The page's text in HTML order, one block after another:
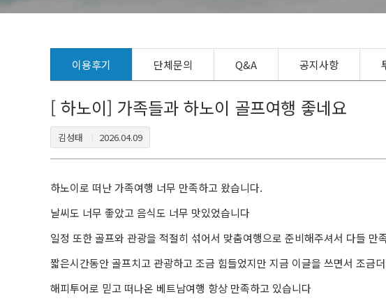
이용후기 단체문의 Q&A 공지사항
[ 하노이] 가족들과 하노이 골프여행 좋네요
김성태 2026.04.09
하노이로 떠난 가족여행 너무 만족하고 왔습니다.
날씨도 너무 좋았고 음식도 너무 맛있었습니다
일정 또한 골프와 관광을 적절히 섞어서 맞춤여행으로 준비해주셔서 다들 만
짧은시간동안 골프치고 관광하고 조금 힘들었지만 지금 이글을 쓰면서 조금
해피투어로 믿고 떠나온 베트남여행 항상 만족하고 있습니다